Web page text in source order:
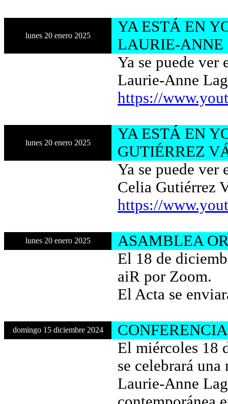
lunes 20 enero 2025
YA ESTÁ EN
LAURIE-ANNE
Ya se puede ver
Laurie-Anne
https://
lunes 20 enero 2025
YA ESTÁ EN
GUTIÉRREZ
Ya se puede ver
Celia Gutiérrez
https://
lunes 20 enero 2025
ASAMBLEA
El 18 de
aiR por Zoom.
El Acta se
domingo 15 diciembre 2024
El miércoles 18
se celebrará
Laurie-Anne